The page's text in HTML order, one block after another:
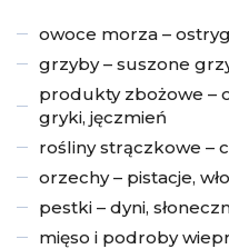
owoce morza –
grzyby – suszone
produkty zbożowe –
gryki, jęczmień
rośliny strączkowe –
orzechy – pistacje,
pestki – dyni,
mięso i podroby